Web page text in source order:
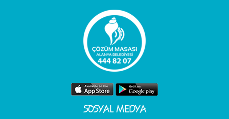
SOSYAL MEDYA